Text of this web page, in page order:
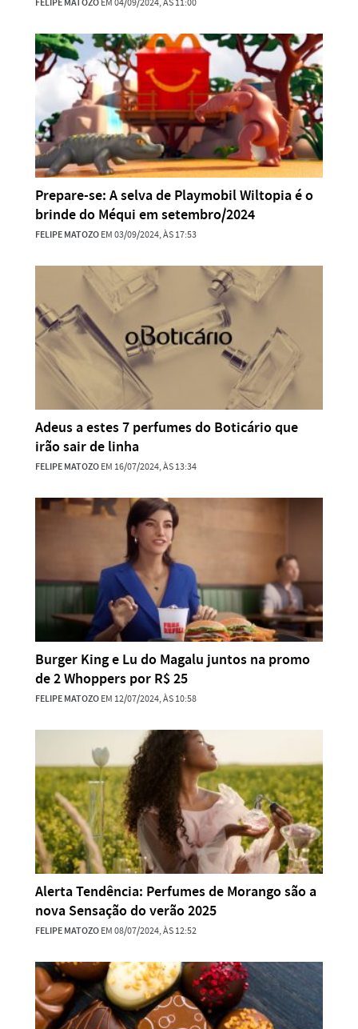
Prepare-se: A selva de Playmobil Wiltopia é o
brinde do Méqui em setembro/2024
FELIPE MATOZOEM 03/09/2024, ÀS 17:53
Adeus a estes 7 perfumes do Boticário que
irão sair de linha
FELIPE MATOZOEM 16/07/2024, ÀS 13:34
Burger King e Lu do Magalu juntos na promo
de 2 Whoppers por R$ 25
FELIPE MATOZOEM 12/07/2024, ÀS 10:58
Alerta Tendência: Perfumes de Morango são a
nova Sensação do verão 2025
FELIPE MATOZOEM 08/07/2024, ÀS 12:52